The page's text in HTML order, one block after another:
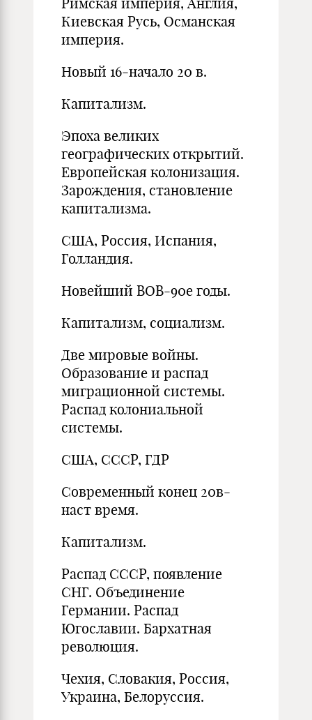
Киевская Русь, Османская
империя.
Новый 16-начало 20 в.
Капитализм.
Эпоха великих
географических открытий.
Европейская колонизация.
Зарождения, становление
капитализма.
США, Россия, Испания,
Голландия.
Новейший ВОВ-90е годы.
Капитализм, социализм.
Две мировые войны.
Образование и распад
миграционной системы.
Распад колониальной
системы.
США, СССР, ГДР
Современный конец 20в-
наст время.
Капитализм.
Распад СССР, появление
СНГ. Объединение
Германии. Распад
Югославии. Бархатная
революция.
Чехия, Словакия, Россия,
Украина, Белоруссия.